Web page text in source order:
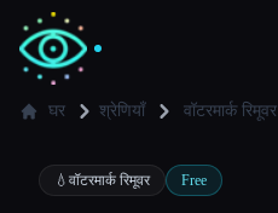
✍️लेखक
घर श्रेणियाँ वॉटरमार्क रिमूवर
💧 वॉटरमार्क रिमूवर Free